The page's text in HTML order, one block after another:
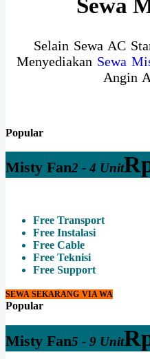
Sewa
Selain Sewa AC
Menyediakan Sewa
Angin
Popular
Misty Fan2 - 4 Unit
Free Transport
Free Instalasi
Free Cable
Free Teknisi
Free Support
SEWA SEKARANG VIA WA
Popular
Misty Fan5 - 9 Unit